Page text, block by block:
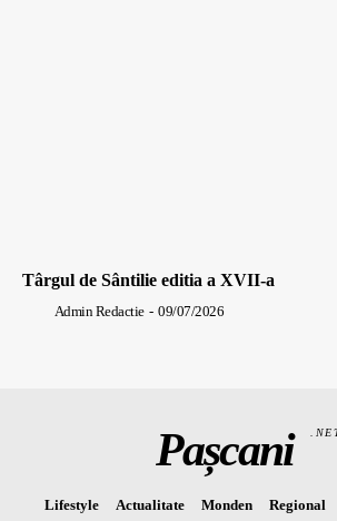
Târgul de Sântilie editia a XVII-a
Admin Redactie - 09/07/2026
Pașcani
Lifestyle Actualitate Monden Regional